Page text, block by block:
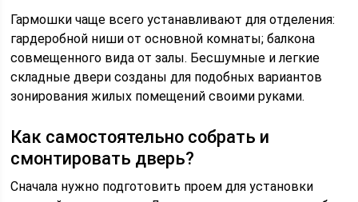
Гармошки чаще всего устанавливают для отделения:
гардеробной ниши от основной комнаты; балкона
совмещенного вида от залы. Бесшумные и легкие
складные двери созданы для подобных вариантов
зонирования жилых помещений своими руками.
Как самостоятельно собрать и
смонтировать дверь?
Сначала нужно подготовить проем для установки